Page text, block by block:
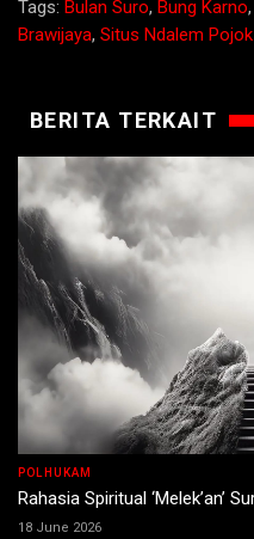
Tags: Bulan Suro, Bung Karno,
Brawijaya, Situs Ndalem Pojok
BERITA TERKAIT
POLHUKAM
Rahasia Spiritual ‘Melek’an’
18 June 2026